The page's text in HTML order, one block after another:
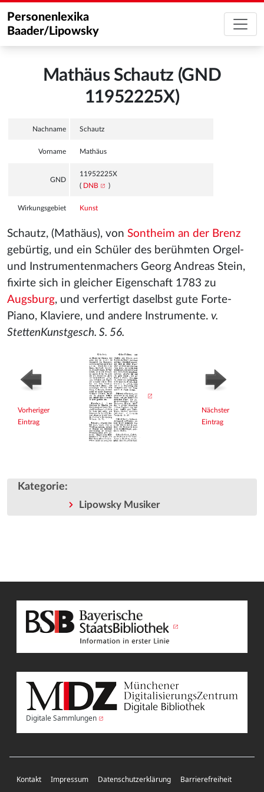
Personenlexika
Baader/Lipowsky
Mathäus Schautz (GND
11952225X)
Nachname Schautz
Vorname Mathäus
GND
11952225X
( DNB )
Wirkungsgebiet Kunst
Schautz, (Mathäus), von Sontheim an der Brenz
gebürtig, und ein Schüler des berühmten Orgel-
und Instrumentenmachers Georg Andreas Stein,
fixirte sich in gleicher Eigenschaft 1783 zu
Augsburg, und verfertigt daselbst gute Forte-
Piano, Klaviere, und andere Instrumente. v.
StettenKunstgesch. S. 56.
Vorheriger
Eintrag
Nächster
Eintrag
Kategorie:
Lipowsky Musiker
Digitale Sammlungen
Kontakt Impressum Datenschutzerklärung Barrierefreiheit